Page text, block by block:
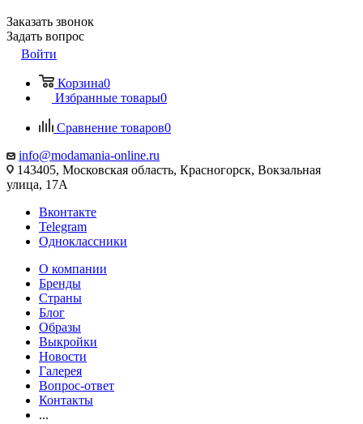
Заказать звонок
Задать вопрос
Войти
Корзина0
Избранные товары0
Сравнение товаров0
info@modamania-online.ru
143405, Московская область, Красногорск, Вокзальная
улица, 17А
Вконтакте
Telegram
Одноклассники
О компании
Бренды
Страны
Блог
Образы
Выкройки
Новости
Галерея
Вопрос-ответ
Контакты
...